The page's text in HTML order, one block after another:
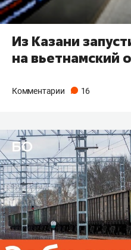
Из Казани
на вьетнамский
Комментарии 16